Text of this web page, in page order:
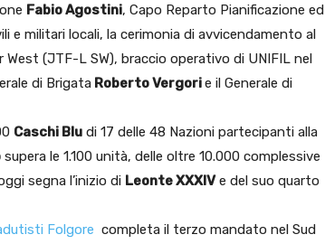
Fabio Agostini, Capo Reparto Pianificazione ed
e militari locali, la cerimonia di avvicendamento al
(JTF-L SW), braccio operativo di UNIFIL nel
di Brigata Roberto Vergorie il Generale di
Caschi Blu di 17 delle 48 Nazioni partecipanti alla
supera le 1.100 unità, delle oltre 10.000 complessive
segna l’inizio di Leonte XXXIVe del suo quarto
Folgore ​completa il terzo mandato nel Sud